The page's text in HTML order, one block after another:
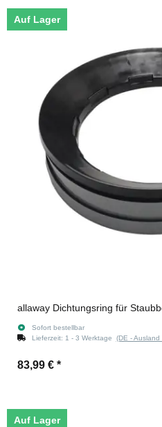
Auf Lager
allaway Dichtungsring für
Sofort bestellbar
Lieferzeit: 1 - 3 Werktage (DE -
83,99 € *
Auf Lager